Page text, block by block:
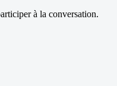
à la conversation.